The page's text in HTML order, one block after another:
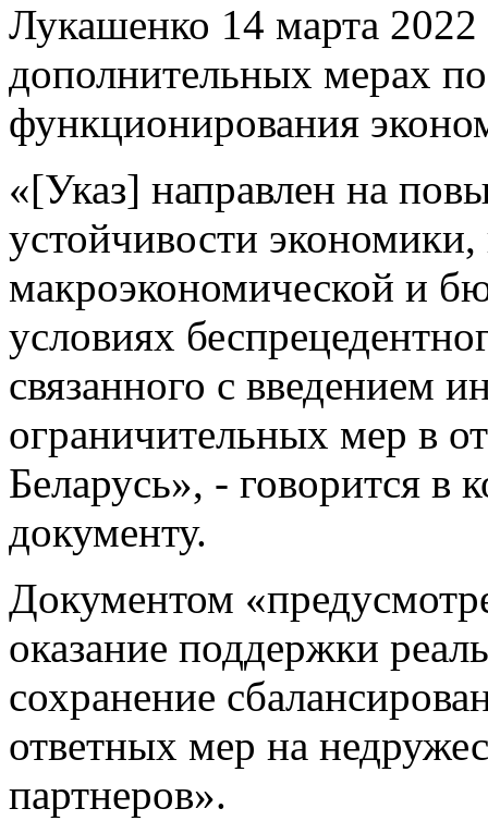
Лукашенко 14 марта
дополнительных мерах
функционирования
«[Указ] направлен на
устойчивости
макроэкономической и
условиях
связанного с введением
ограничительных мер в
Беларусь», - говорится
документу.
Документом
оказание поддержки
сохранение
ответных мер на
партнеров».